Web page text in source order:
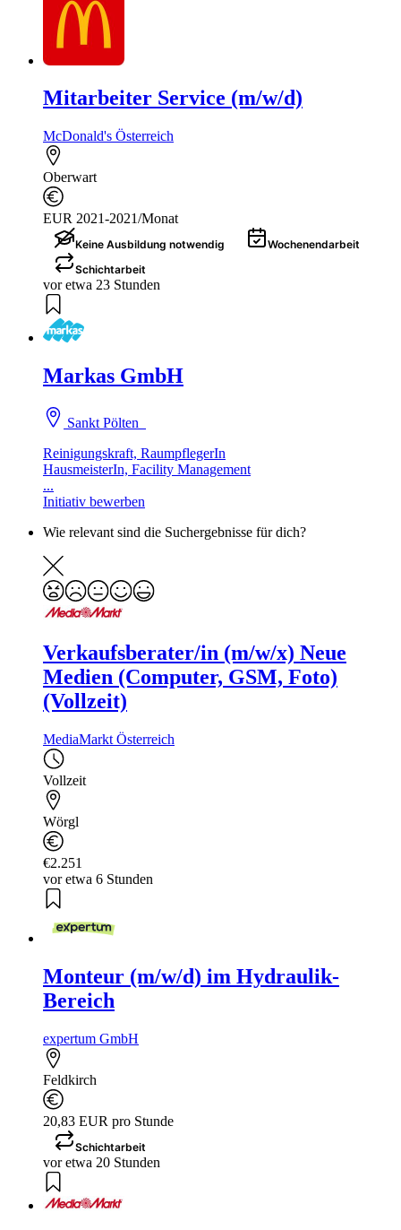
Mitarbeiter Service (m/w/d)
McDonald's Österreich
Oberwart
EUR 2021-2021/Monat
Keine Ausbildung notwendig
Wochenendarbeit
Schichtarbeit
vor etwa 23 Stunden
Markas GmbH
Sankt Pölten
Reinigungskraft, RaumpflegerIn
HausmeisterIn, Facility Management
...
Initiativ bewerben
Wie relevant sind die Suchergebnisse für dich?
Verkaufsberater/in (m/w/x) Neue
Medien (Computer, GSM, Foto)
(Vollzeit)
MediaMarkt Österreich
Vollzeit
Wörgl
€2.251
vor etwa 6 Stunden
Monteur (m/w/d) im Hydraulik-
Bereich
expertum GmbH
Feldkirch
20,83 EUR pro Stunde
Schichtarbeit
vor etwa 20 Stunden